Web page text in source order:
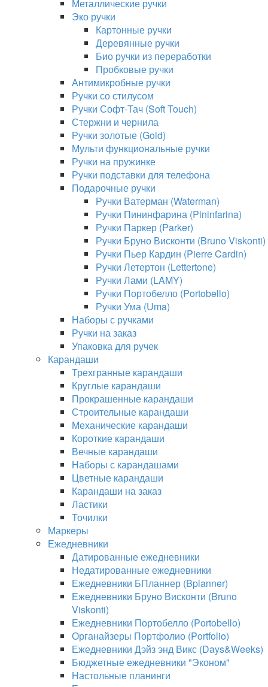
Металлические ручки
Эко ручки
Картонные ручки
Деревянные ручки
Био ручки из переработки
Пробковые ручки
Антимикробные ручки
Ручки со стилусом
Ручки Софт-Тач (Soft Touch)
Стержни и чернила
Ручки золотые (Gold)
Мульти функциональные ручки
Ручки на пружинке
Ручки подставки для телефона
Подарочные ручки
Ручки Ватерман (Waterman)
Ручки Пининфарина (Pininfarina)
Ручки Паркер (Parker)
Ручки Бруно Висконти (Bruno Viskonti)
Ручки Пьер Кардин (Pierre Cardin)
Ручки Летертон (Lettertone)
Ручки Лами (LAMY)
Ручки Портобелло (Portobello)
Ручки Ума (Uma)
Наборы с ручками
Ручки на заказ
Упаковка для ручек
Карандаши
Трехгранные карандаши
Круглые карандаши
Прокрашенные карандаши
Строительные карандаши
Механические карандаши
Короткие карандаши
Вечные карандаши
Наборы с карандашами
Цветные карандаши
Карандаши на заказ
Ластики
Точилки
Маркеры
Ежедневники
Датированные ежедневники
Недатированные ежедневники
Ежедневники БПланнер (Bplanner)
Ежедневники Бруно Висконти (Bruno
Viskonti)
Ежедневники Портобелло (Portobello)
Органайзеры Портфолио (Portfolio)
Ежедневники Дэйз энд Викс (Days&Weeks)
Бюджетные ежедневники "Эконом"
Настольные планинги